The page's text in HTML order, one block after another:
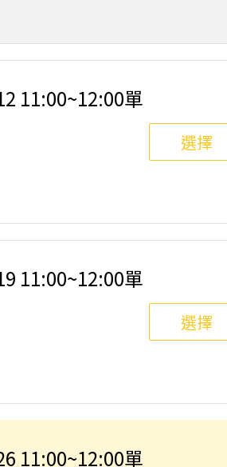
11:00~12:00單
選擇
11:00~12:00單
選擇
11:00~12:00單